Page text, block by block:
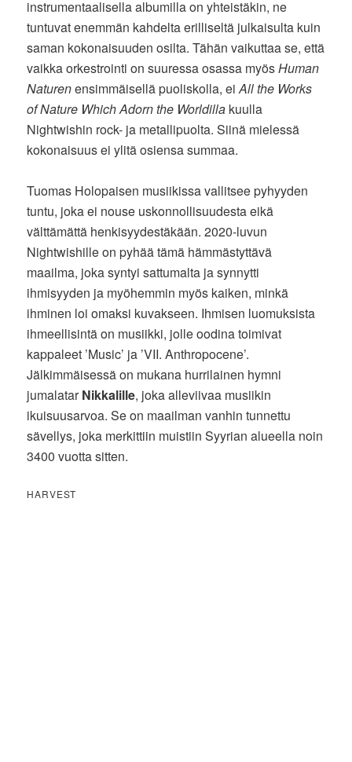
instrumentaalisella albumilla on yhteistäkin, ne
tuntuvat enemmän kahdelta erilliseltä julkaisulta kuin
saman kokonaisuuden osilta. Tähän vaikuttaa se, että
vaikka orkestrointi on suuressa osassa myösHuman
Naturenensimmäisellä puoliskolla, eiAll the Works
of Nature Which Adorn the Worldilla kuulla
Nightwishin rock- ja metallipuolta. Siinä mielessä
kokonaisuus ei ylitä osiensa summaa.
Tuomas Holopaisen musiikissa vallitsee pyhyyden
tuntu, joka ei nouse uskonnollisuudesta eikä
välttämättä henkisyydestäkään. 2020-luvun
Nightwishille on pyhää tämä hämmästyttävä
maailma, joka syntyi sattumalta ja synnytti
ihmisyyden ja myöhemmin myös kaiken, minkä
ihminen loi omaksi kuvakseen. Ihmisen luomuksista
ihmeellisintä on musiikki, jolle oodina toimivat
kappaleet ’Music’ ja ’VII. Anthropocene’.
Jälkimmäisessä on mukana hurrilainen hymni
jumalatarNikkalille, joka alleviivaa musiikin
ikuisuusarvoa. Se on maailman vanhin tunnettu
sävellys, joka merkittiin muistiin Syyrian alueella noin
3400 vuotta sitten.
HARVEST